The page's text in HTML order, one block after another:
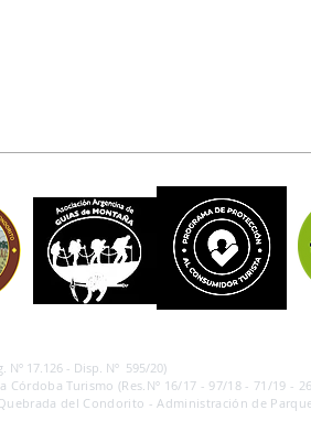
Nº 17.126 - Disp. Nº 595/20)
Turismo (Res.Nº 16/17 - 97/18 - 71/19 -
del Condorito - Administración de